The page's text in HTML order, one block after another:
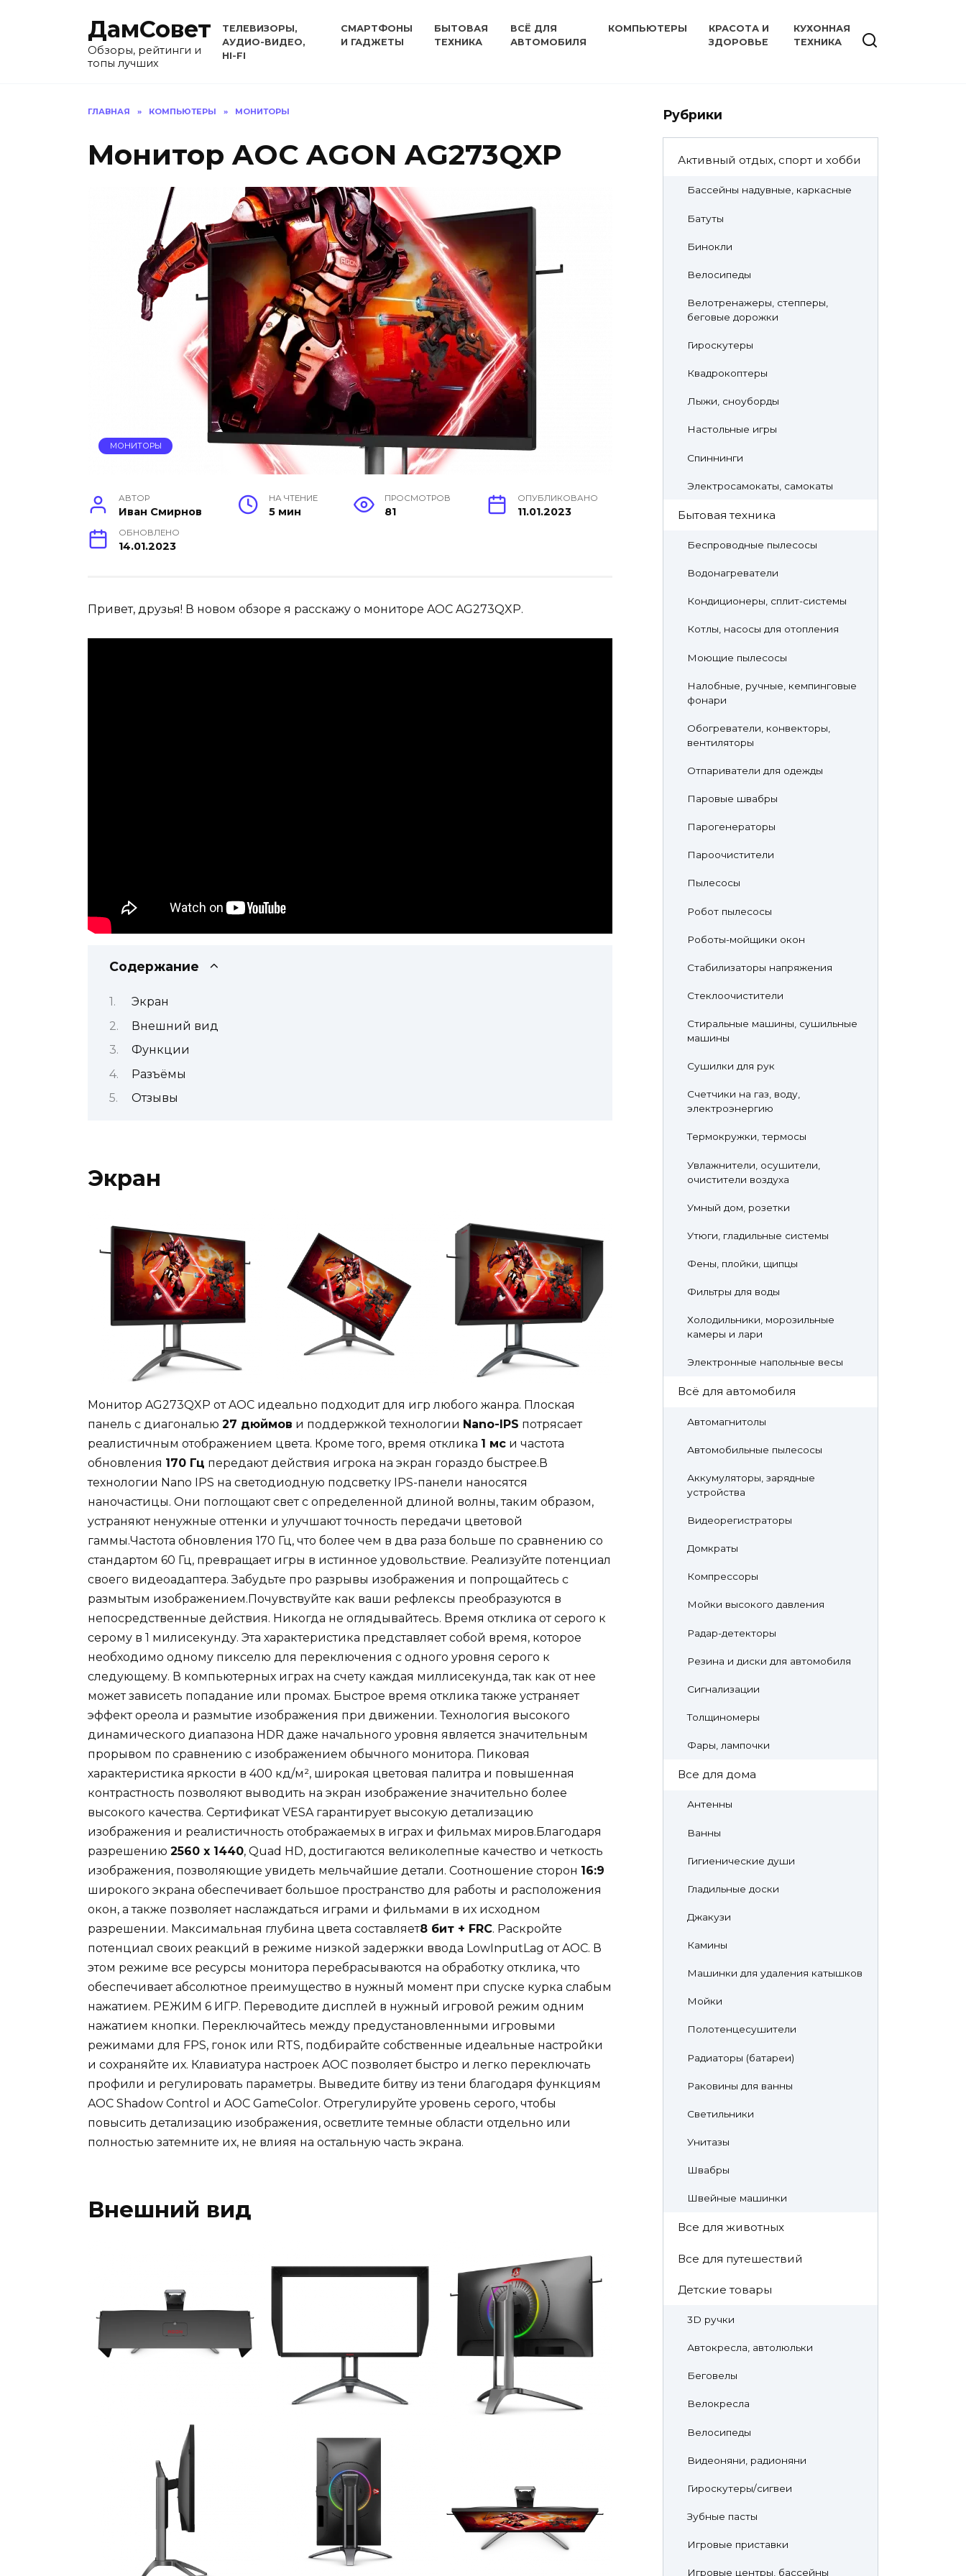
ДамСовет
Обзоры, рейтинги и
топы лучших
ТЕЛЕВИЗОРЫ,
АУДИО-ВИДЕО,
HI-FI
СМАРТФОНЫ
И ГАДЖЕТЫ
БЫТОВАЯ
ТЕХНИКА
ВСЁ ДЛЯ
АВТОМОБИЛЯ
КОМПЬЮТЕРЫ
КРАСОТА И
ЗДОРОВЬЕ
КУХОННАЯ
ТЕХНИКА
ГЛАВНАЯ » КОМПЬЮТЕРЫ » МОНИТОРЫ
Монитор AOC AGON AG273QXP
МОНИТОРЫ
АВТОР
Иван Смирнов
НА ЧТЕНИЕ
5 мин
ПРОСМОТРОВ
81
ОПУБЛИКОВАНО
11.01.2023
ОБНОВЛЕНО
14.01.2023
Привет, друзья! В новом обзоре я расскажу о мониторе AOC AG273QXP.
Содержание
Экран
Внешний вид
Функции
Разъёмы
Отзывы
Экран
Монитор AG273QXP от AOC идеально подходит для игр любого жанра. Плоская
панель с диагональю 27 дюймов и поддержкой технологии Nano-IPS потрясает
реалистичным отображением цвета. Кроме того, время отклика 1 мс и частота
обновления 170 Гц передают действия игрока на экран гораздо быстрее.В
технологии Nano IPS на светодиодную подсветку IPS-панели наносятся
наночастицы. Они поглощают свет с определенной длиной волны, таким образом,
устраняют ненужные оттенки и улучшают точность передачи цветовой
гаммы.Частота обновления 170 Гц, что более чем в два раза больше по сравнению со
стандартом 60 Гц, превращает игры в истинное удовольствие. Реализуйте потенциал
своего видеоадаптера. Забудьте про разрывы изображения и попрощайтесь с
размытым изображением.Почувствуйте как ваши рефлексы преобразуются в
непосредственные действия. Никогда не оглядывайтесь. Время отклика от серого к
серому в 1 милисекунду. Эта характеристика представляет собой время, которое
необходимо одному пикселю для переключения с одного уровня серого к
следующему. В компьютерных играх на счету каждая миллисекунда, так как от нее
может зависеть попадание или промах. Быстрое время отклика также устраняет
эффект ореола и размытие изображения при движении. Технология высокого
динамического диапазона HDR даже начального уровня является значительным
прорывом по сравнению с изображением обычного монитора. Пиковая
характеристика яркости в 400 кд/м², широкая цветовая палитра и повышенная
контрастность позволяют выводить на экран изображение значительно более
высокого качества. Сертификат VESA гарантирует высокую детализацию
изображения и реалистичность отображаемых в играх и фильмах миров.Благодаря
разрешению 2560 x 1440, Quad HD, достигаются великолепные качество и четкость
изображения, позволяющие увидеть мельчайшие детали. Соотношение сторон 16:9
широкого экрана обеспечивает большое пространство для работы и расположения
окон, а также позволяет наслаждаться играми и фильмами в их исходном
разрешении. Максимальная глубина цвета составляет8 бит + FRC. Раскройте
потенциал своих реакций в режиме низкой задержки ввода LowInputLag от AOC. В
этом режиме все ресурсы монитора перебрасываются на обработку отклика, что
обеспечивает абсолютное преимущество в нужный момент при спуске курка слабым
нажатием. РЕЖИМ 6 ИГР. Переводите дисплей в нужный игровой режим одним
нажатием кнопки. Переключайтесь между предустановленными игровыми
режимами для FPS, гонок или RTS, подбирайте собственные идеальные настройки
и сохраняйте их. Клавиатура настроек AOC позволяет быстро и легко переключать
профили и регулировать параметры. Выведите битву из тени благодаря функциям
AOC Shadow Control и AOC GameColor. Отрегулируйте уровень серого, чтобы
повысить детализацию изображения, осветлите темные области отдельно или
полностью затемните их, не влияя на остальную часть экрана.
Внешний вид
Рубрики
Активный отдых, спорт и хобби
Бассейны надувные, каркасные
Батуты
Бинокли
Велосипеды
Велотренажеры, степперы,
беговые дорожки
Гироскутеры
Квадрокоптеры
Лыжи, сноуборды
Настольные игры
Спиннинги
Электросамокаты, самокаты
Бытовая техника
Беспроводные пылесосы
Водонагреватели
Кондиционеры, сплит-системы
Котлы, насосы для отопления
Моющие пылесосы
Налобные, ручные, кемпинговые
фонари
Обогреватели, конвекторы,
вентиляторы
Отпариватели для одежды
Паровые швабры
Парогенераторы
Пароочистители
Пылесосы
Робот пылесосы
Роботы-мойщики окон
Стабилизаторы напряжения
Стеклоочистители
Стиральные машины, сушильные
машины
Сушилки для рук
Счетчики на газ, воду,
электроэнергию
Термокружки, термосы
Увлажнители, осушители,
очистители воздуха
Умный дом, розетки
Утюги, гладильные системы
Фены, плойки, щипцы
Фильтры для воды
Холодильники, морозильные
камеры и лари
Электронные напольные весы
Всё для автомобиля
Автомагнитолы
Автомобильные пылесосы
Аккумуляторы, зарядные
устройства
Видеорегистраторы
Домкраты
Компрессоры
Мойки высокого давления
Радар-детекторы
Резина и диски для автомобиля
Сигнализации
Толщиномеры
Фары, лампочки
Все для дома
Антенны
Ванны
Гигиенические души
Гладильные доски
Джакузи
Камины
Машинки для удаления катышков
Мойки
Полотенцесушители
Радиаторы (батареи)
Раковины для ванны
Светильники
Унитазы
Швабры
Швейные машинки
Все для животных
Все для путешествий
Детские товары
3D ручки
Автокресла, автолюльки
Беговелы
Велокресла
Велосипеды
Видеоняни, радионяни
Гироскутеры/сигвеи
Зубные пасты
Игровые приставки
Игровые центры, бассейны